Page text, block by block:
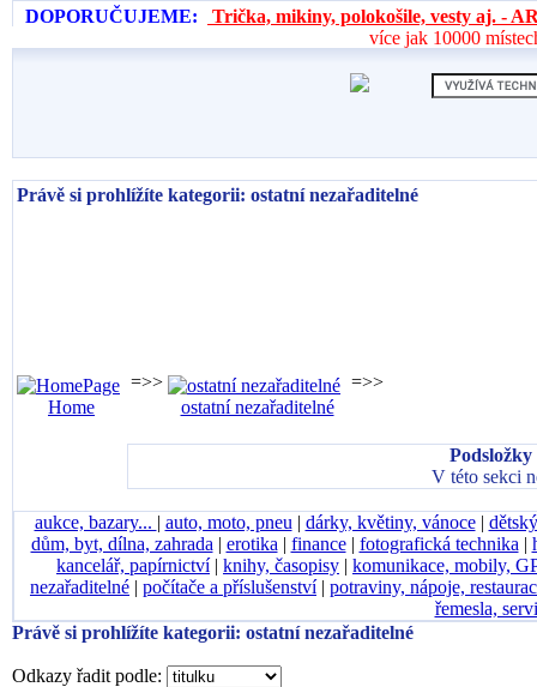
DOPORUČUJEME:
Trička, mikiny, polokošile, vesty aj. -
více jak 10000
Právě si prohlížíte kategorii: ostatní nezařaditelné
Home
=>>
ostatní nezařaditelné
=>>
V této sekci
aukce, bazary... | auto, moto, pneu | dárky, květiny, vánoce|
dům, byt, dílna, zahrada | erotika | finance| fotografická technika |
kancelář, papírnictví| knihy, časopisy | komunikace, mobily,
nezařaditelné | počítače a příslušenství| potraviny, nápoje,
řemesla,
Právě si prohlížíte kategorii: ostatní nezařaditelné
Odkazy řadit podle: